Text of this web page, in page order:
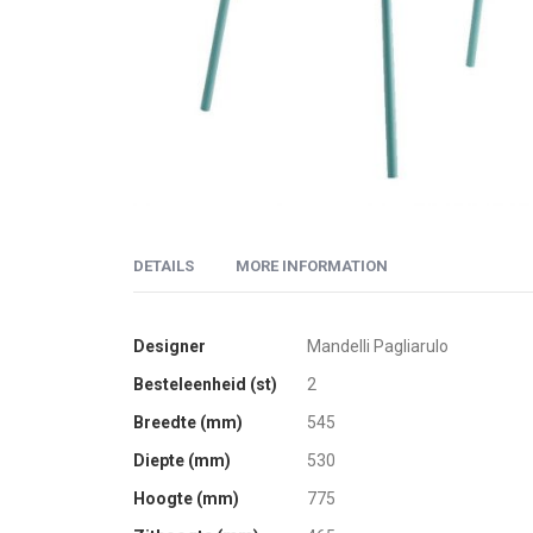
the
images
gallery
DETAILS
Fauteuil Nolita van Pedrali is volledig gemaakt van
stoel is verkrijgbaar met of zonder armleuningen,
 Wit
 Geel
MORE INFORMATION
More
Designer
Mandelli Pagliarulo
Besteleenheid (st)
2
Breedte (mm)
545
Diepte (mm)
530
Hoogte (mm)
775